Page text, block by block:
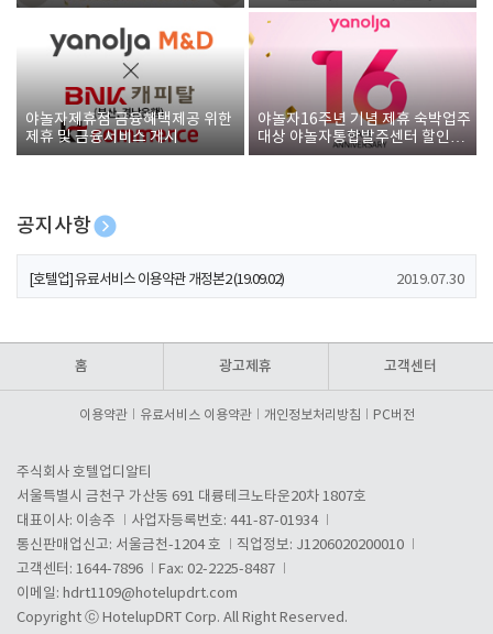
야놀자제휴점 금융혜택제공 위한
제휴 및 금융서비스 게시
야놀자16주년 기념 제휴 숙박업주
대상 야놀자통합발주센터 할인쿠
폰 증정
공지사항
[호텔업] 개인정보 처리방침 개정본1 (19.09.02)
[호텔업] 유료서비스 이용약관 개정본2 (19.09.02) 2019.07.30
홈 광고제휴 고객센터
이용약관 유료서비스 이용약관 개인정보처리방침 PC버전
주식회사 호텔업디알티
서울특별시 금천구 가산동 691 대륭테크노타운20차 1807호
대표이사: 이송주
사업자등록번호: 441-87-01934
통신판매업신고: 서울금천-1204 호
직업정보: J1206020200010
고객센터: 1644-7896
Fax: 02-2225-8487
이메일: hdrt1109@hotelupdrt.com
Copyright ⓒ HotelupDRT Corp. All Right Reserved.